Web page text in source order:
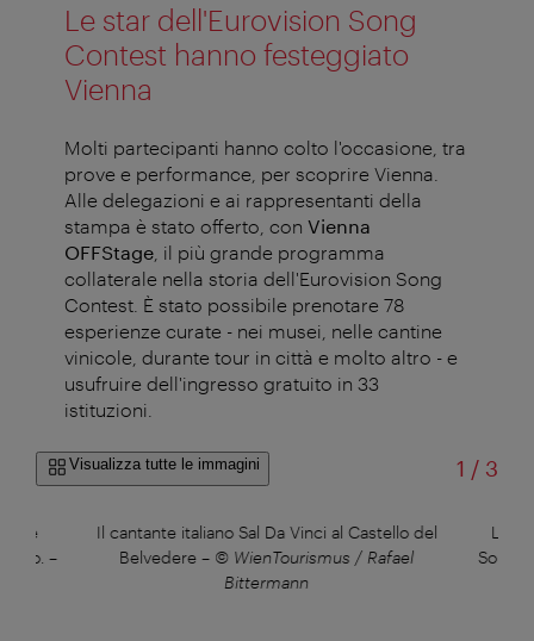
Le star dell'Eurovision Song
Contest hanno festeggiato
Vienna
Molti partecipanti hanno colto l'occasione, tra
prove e performance, per scoprire Vienna.
Alle delegazioni e ai rappresentanti della
stampa è stato offerto, con Vienna
OFFStage , il più grande programma
collaterale nella storia dell'Eurovision Song
Contest. È stato possibile prenotare 78
esperienze curate - nei musei, nelle cantine
vinicole, durante tour in città e molto altro - e
usufruire dell'ingresso gratuito in 33
istituzioni.
Visualizza tutte le immagini 1 /di
3
–
Il cantante italiano Sal Da Vinci al Castello del
Belvedere – © WienTourismus / Rafael
Bittermann
Lion
Song